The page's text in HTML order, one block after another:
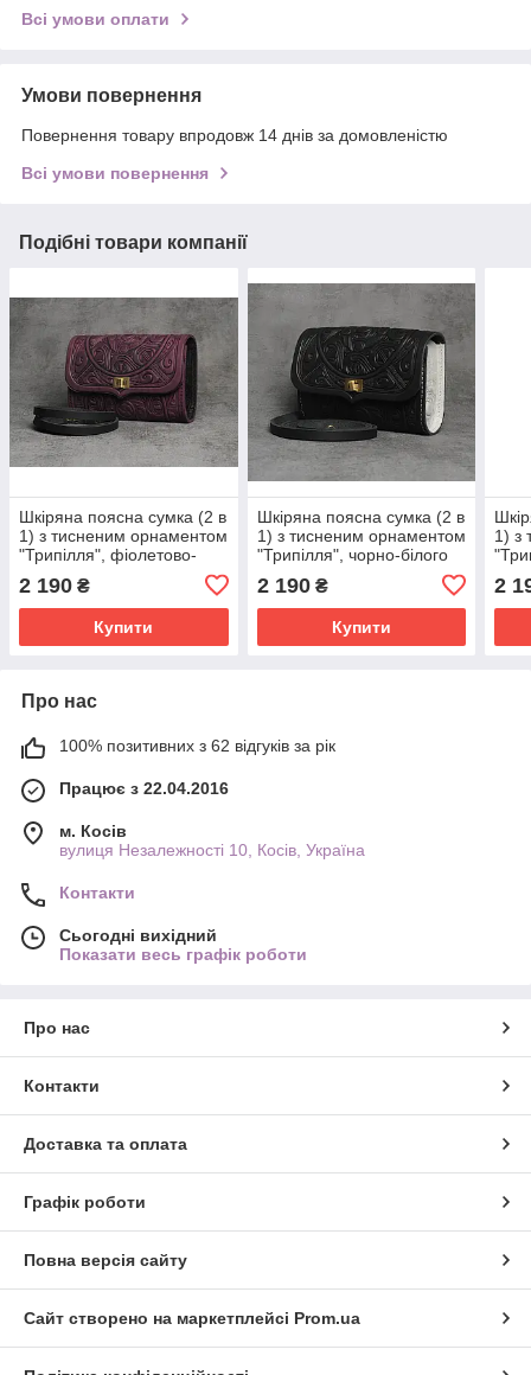
Всі умови оплати
Умови повернення
Повернення товару впродовж 14 днів за домовленістю
Всі умови повернення
Подібні товари компанії
Шкіряна поясна сумка (2 в
1) з тисненим орнаментом
"Трипілля", фіолетово-
чорного кольору, 19х13х6
см
2 190 ₴
Купити
Шкіряна поясна сумка (2 в
1) з тисненим орнаментом
"Трипілля", чорно-білого
2 190₴
Купити
1) з
см
2
Про нас
100% позитивних з 62 відгуків за рік
Працює з 22.04.2016
м. Косів
вулиця Незалежності 10, Косів, Україна
Контакти
Сьогодні вихідний
Показати весь графік роботи
Про нас
Контакти
Доставка та оплата
Графік роботи
Повна версія сайту
Сайт створено на маркетплейсі Prom.ua